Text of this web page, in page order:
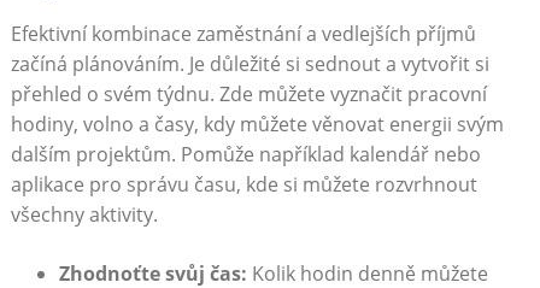
Efektivní kombinace ​zaměstnání a ⁣vedlejších​ příjmů
začíná plánováním. ⁤Je důležité‍ si sednout ‌a ​vytvořit si
přehled o svém⁢ týdnu. Zde ⁢můžete vyznačit pracovní
hodiny, volno a časy,⁤ kdy můžete věnovat energii svým
dalším ​projektům. Pomůže například kalendář nebo‌
aplikace pro správu času, ​kde ⁣si můžete ⁣rozvrhnout‍
všechny aktivity.
Zhodnoťte svůj čas: Kolik hodin denně můžete